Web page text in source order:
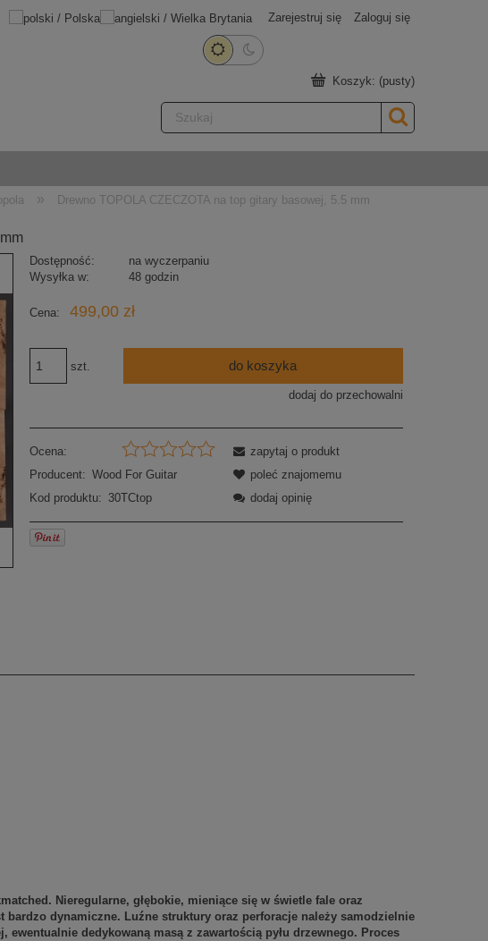
Zarejestruj się Zaloguj się
Koszyk: (pusty)
» Drewno TOPOLA CZECZOTA na top gitary basowej, 5.5 mm
Dostępność:
na wyczerpaniu
Wysyłka w:
48 godzin
Cena: 499,00 zł
szt. do koszyka
dodaj do przechowalni
Ocena:
Producent: Wood For Guitar
Kod produktu: 30TCtop
zapytaj o produkt
poleć znajomemu
dodaj opinię
Nieregularne, głębokie, mieniące się w świetle fale oraz
dynamiczne. Luźne struktury oraz perforacje należy samodzielnie
dedykowaną masą z zawartością pyłu drzewnego. Proces